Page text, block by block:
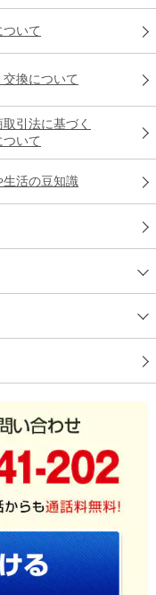
いて
交換について
引法に基づく
いて
生活の豆知識